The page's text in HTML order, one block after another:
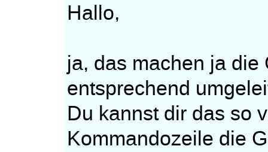
Hallo,
ja, das machen ja
entsprechend
Du kannst dir das so
Kommandozeile die